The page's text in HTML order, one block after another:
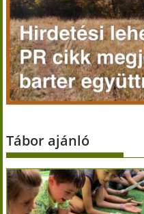
Tábor ajánló